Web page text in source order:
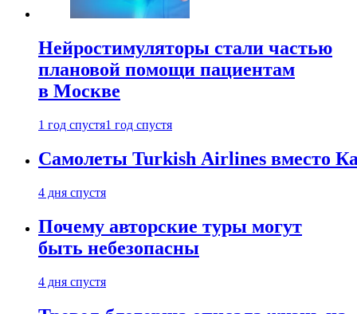
Нейростимуляторы стали частью
плановой помощи пациентам
в Москве
1 год спустя1 год спустя
Самолеты Turkish Airlines вместо
4 дня спустя
Почему авторские туры могут
быть небезопасны
4 дня спустя